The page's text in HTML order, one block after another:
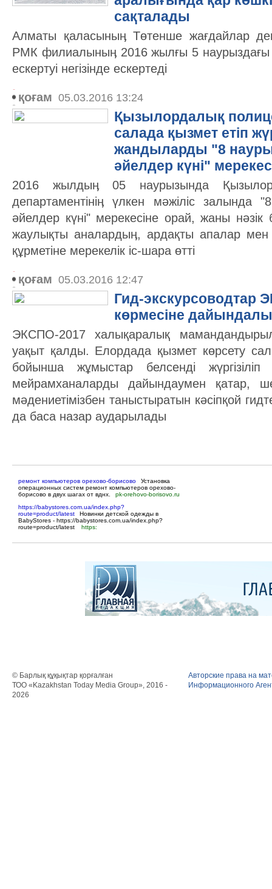
сақталады
Алматы қаласыныӊ Төтенше жағдайлар
РМК филиалыныӊ 2016 жылғы 5
ескертуі негізінде ескертеді
қоғам 05.03.2016 13:24
Қызылордалық
салада қызмет етіп
жандыларды "8
әйелдер күні"
2016 жылдыӊ 05 наурызында
департаментініӊ үлкен мәжіліс
әйелдер күні" мерекесіне орай, жаны
жаулықты аналардыӊ, ардақты апалар мен
құрметіне мерекелік іс-шара өтті
қоғам 05.03.2016 12:47
Гид-экскурсоводтар
көрмесіне
ЭКСПО-2017 халықаралық
уақыт қалды. Елордада қызмет көрсету
бойынша жұмыстар белсенді
мейрамханаларды дайындаумен қатар,
мәдениетімізбен таныстыратын кәсіпқой
да баса назар аударылады
ремонт компьютеров орехово-борисово
Установка
операционных систем ремонт компьютеров орехово-
борисово в двух шагах от вднх.
pk-orehovo-borisovo.ru
https://babystores.com.ua/index.php?
route=product/latest
Новинки детской одежды в
BabyStores - https://babystores.com.ua/index.php?
route=product/latest
https:
© Барлық құқықтар қорғалған
ТОО «Kazakhstan Today Media Group», 2016 -
2026
Авторские права на
Информационного